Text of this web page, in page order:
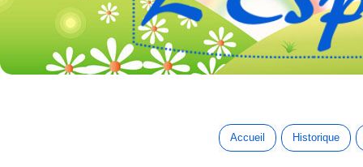
Accueil Historique